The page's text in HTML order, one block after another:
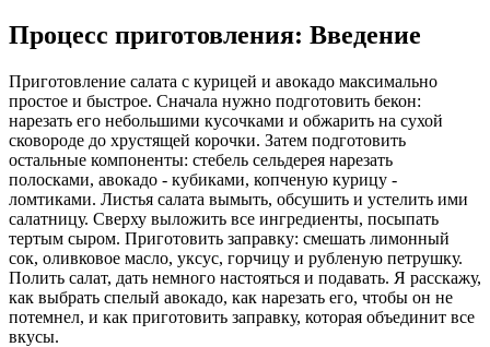
Процесс приготовления: Введение
Приготовление салата с курицей и авокадо максимально
простое и быстрое. Сначала нужно подготовить бекон:
нарезать его небольшими кусочками и обжарить на сухой
сковороде до хрустящей корочки. Затем подготовить
остальные компоненты: стебель сельдерея нарезать
полосками, авокадо - кубиками, копченую курицу -
ломтиками. Листья салата вымыть, обсушить и устелить ими
салатницу. Сверху выложить все ингредиенты, посыпать
тертым сыром. Приготовить заправку: смешать лимонный
сок, оливковое масло, уксус, горчицу и рубленую петрушку.
Полить салат, дать немного настояться и подавать. Я расскажу,
как выбрать спелый авокадо, как нарезать его, чтобы он не
потемнел, и как приготовить заправку, которая объединит все
вкусы.